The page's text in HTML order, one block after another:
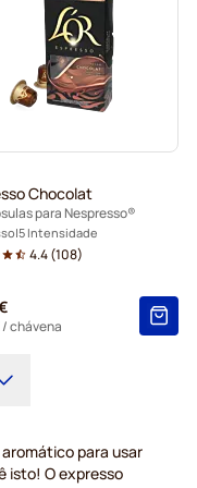
Chocolat
para Nespresso®
5 Intensidade
4.4(108)
/ chávena
para usar
isto! O expresso